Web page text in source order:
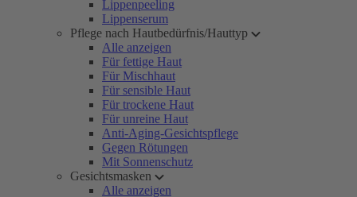
Lippenpeeling
Lippenserum
Pflege nach Hautbedürfnis/Hauttyp
Alle anzeigen
Für fettige Haut
Für Mischhaut
Für sensible Haut
Für trockene Haut
Für unreine Haut
Anti-Aging-Gesichtspflege
Gegen Rötungen
Mit Sonnenschutz
Gesichtsmasken
Alle anzeigen